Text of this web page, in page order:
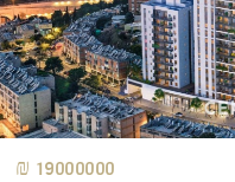
19000000 ₪